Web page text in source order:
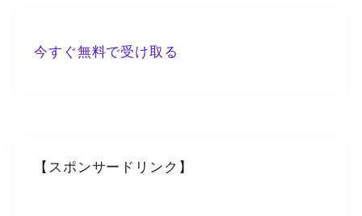
今すぐ無料で受け取る
【スポンサードリンク】